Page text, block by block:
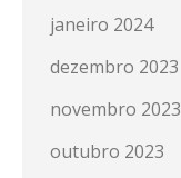
janeiro 2024
dezembro 2023
novembro 2023
outubro 2023